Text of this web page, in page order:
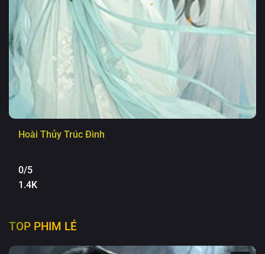
Hoài Thủy Trúc Đình
0/5
1.4K
TOP PHIM LẺ